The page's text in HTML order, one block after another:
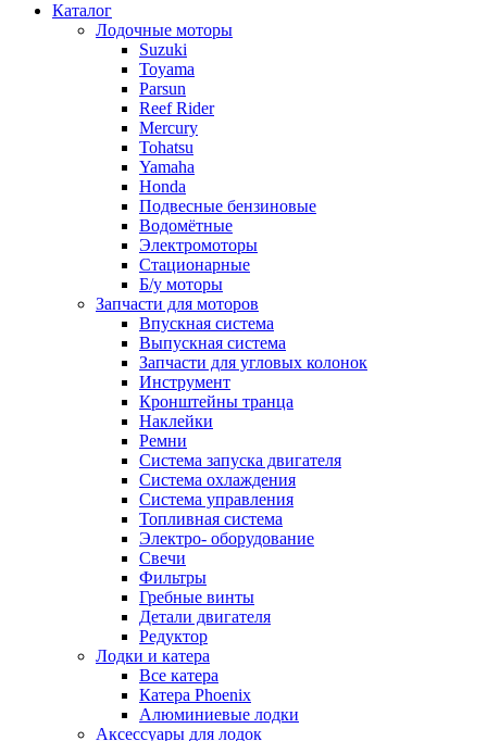
Каталог
Лодочные моторы
Suzuki
Toyama
Parsun
Reef Rider
Mercury
Tohatsu
Yamaha
Honda
Подвесные бензиновые
Водомётные
Электромоторы
Стационарные
Б/у моторы
Запчасти для моторов
Впускная система
Выпускная система
Запчасти для угловых колонок
Инструмент
Кронштейны транца
Наклейки
Ремни
Система запуска двигателя
Система охлаждения
Система управления
Топливная система
Электро- оборудование
Свечи
Фильтры
Гребные винты
Детали двигателя
Редуктор
Лодки и катера
Все катера
Катера Phoenix
Алюминиевые лодки
Аксессуары для лодок